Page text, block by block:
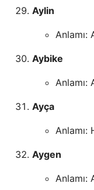
Aylin
Anlamı:
Aybike
Anlamı:
Ayça
Anlamı:
Aygen
Anlamı: